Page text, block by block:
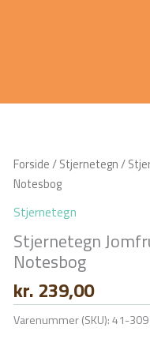
Forside/Stjernetegn/
Notesbog
Stjernetegn
Stjernetegn
Notesbog
kr. 239,00
Varenummer (SKU):41-